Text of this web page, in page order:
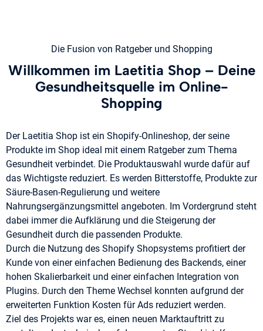
Die Fusion von Ratgeber und Shopping
Willkommen im Laetitia Shop – Deine
Gesundheitsquelle im Online-
Shopping
Der Laetitia Shop ist ein Shopify-Onlineshop, der seine
Produkte im Shop ideal mit einem Ratgeber zum Thema
Gesundheit verbindet. Die Produktauswahl wurde dafür auf
das Wichtigste reduziert. Es werden Bitterstoffe, Produkte zur
Säure-Basen-Regulierung und weitere
Nahrungsergänzungsmittel angeboten. Im Vordergrund steht
dabei immer die Aufklärung und die Steigerung der
Gesundheit durch die passenden Produkte.
Durch die Nutzung des Shopify Shopsystems profitiert der
Kunde von einer einfachen Bedienung des Backends, einer
hohen Skalierbarkeit und einer einfachen Integration von
Plugins. Durch den Theme Wechsel konnten aufgrund der
erweiterten Funktion Kosten für Ads reduziert werden.
Ziel des Projekts war es, einen neuen Marktauftritt zu